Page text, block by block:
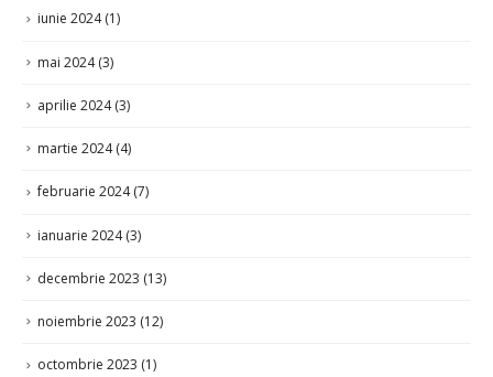
iunie 2024(1)
mai 2024(3)
aprilie 2024(3)
martie 2024(4)
februarie 2024(7)
ianuarie 2024(3)
decembrie 2023 (13)
noiembrie 2023 (12)
octombrie 2023 (1)